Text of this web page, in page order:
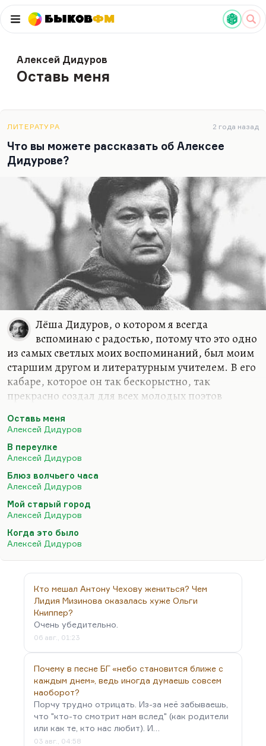
БыковФМ
Алексей Дидуров
Оставь меня
ЛИТЕРАТУРА 2 года назад
Что вы можете рассказать об Алексее
Дидурове?
Лёша Дидуров, о котором я всегда
вспоминаю с радостью, потому что это одно
из самых светлых моих воспоминаний, был моим
старшим другом и литературным учителем. В его
кабаре, которое он так бескорыстно, так
прекрасно создал для всех молодых поэтов
московские поэты успели побывать и почитать. Я
помню там и Степанцова, и Вишневского, и
Чухонцева помню там, и Кабыш, и Коркию… Да и
Володя Алексеев там пел, и Цой там появлялся
(правда, задолго до меня — когда я туда пришёл,
Цой был уже во славе), и Окуджава там пел
несколько раз, Скородумов. Дидуров создал
действительно удивительную среду для молодых
талантливых людей. Простите уж, что я себя
причисляю к этой…
Оставь меня
Алексей Дидуров
В переулке
Алексей Дидуров
Блюз волчьего часа
Алексей Дидуров
Мой старый город
Алексей Дидуров
Когда это было
Алексей Дидуров
Кто мешал Антону Чехову жениться? Чем
Лидия Мизинова оказалась хуже Ольги
Книппер?
Очень убедительно.
06 авг., 01:23
Почему в песне БГ «небо становится ближе с
каждым днем», ведь иногда думаешь совсем
наоборот?
Порчу трудно отрицать. Из-за неё забываешь,
что "кто-то смотрит нам вслед" (как родители
или как те, кто нас любит). И…
03 авг., 04:58